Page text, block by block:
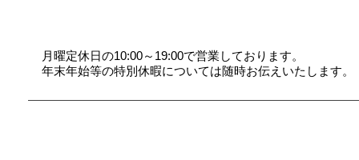
月曜定休日の10:00～19:00で営業しております。
​年末年始等の特別休暇については随時お伝えいたします。